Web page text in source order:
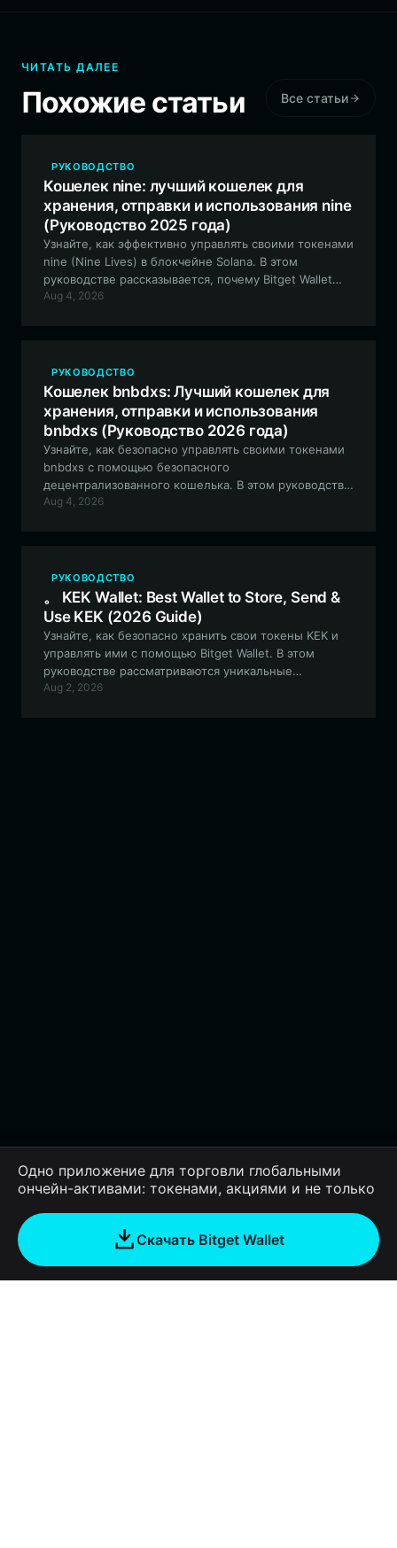
ЧИТАТЬ ДАЛЕЕ
Похожие статьи Все статьи
РУКОВОДСТВО
Кошелек nine: лучший кошелек для
хранения, отправки и использования nine
(Руководство 2025 года)
Узнайте, как эффективно управлять своими токенами
nine (Nine Lives) в блокчейне Solana. В этом
руководстве рассказывается, почему Bitget Wallet
является оптимальным выбором для держателей
Aug 4, 2026
РУКОВОДСТВО
Кошелек bnbdxs: Лучший кошелек для
хранения, отправки и использования
bnbdxs (Руководство 2026 года)
Узнайте, как безопасно управлять своими токенами
bnbdxs с помощью безопасного
децентрализованного кошелька. В этом руководстве
рассматриваются основные шаги по настройке
Aug 4, 2026
РУКОВОДСТВО
。 KEK Wallet: Best Wallet to Store, Send &
Use KEK (2026 Guide)
Узнайте, как безопасно хранить свои токены KEK и
управлять ими с помощью Bitget Wallet. В этом
руководстве рассматриваются уникальные
особенности экосистемы KEK на базе Solana и
Aug 2, 2026
Одно приложение для торговли глобальными
ончейн-активами: токенами, акциями и не только
Скачать Bitget Wallet